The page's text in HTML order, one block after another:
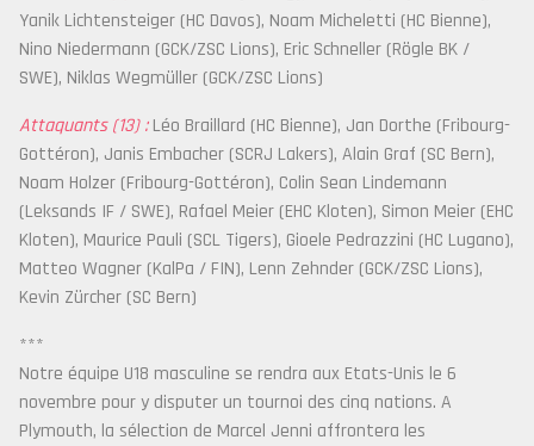
Yanik Lichtensteiger (HC Davos), Noam Micheletti (HC Bienne),
Nino Niedermann (GCK/ZSC Lions), Eric Schneller (Rögle BK /
SWE), Niklas Wegmüller (GCK/ZSC Lions)
Attaquants (13) :Léo Braillard (HC Bienne), Jan Dorthe (Fribourg-
Gottéron), Janis Embacher (SCRJ Lakers), Alain Graf (SC Bern),
Noam Holzer (Fribourg-Gottéron), Colin Sean Lindemann
(Leksands IF / SWE), Rafael Meier (EHC Kloten), Simon Meier (EHC
Kloten), Maurice Pauli (SCL Tigers), Gioele Pedrazzini (HC Lugano),
Matteo Wagner (KalPa / FIN), Lenn Zehnder (GCK/ZSC Lions),
Kevin Zürcher (SC Bern)
***
Notre équipe U18 masculine se rendra aux Etats-Unis le 6
novembre pour y disputer un tournoi des cinq nations. A
Plymouth, la sélection de Marcel Jenni affrontera les